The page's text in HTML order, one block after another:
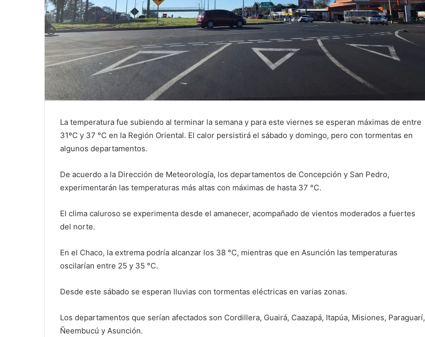
La temperatura fue subiendo al terminar la semana y para este viernes se esperan máximas de entre
31ºC y 37 °C en la Región Oriental. El calor persistirá el sábado y domingo, pero con tormentas en
algunos departamentos.
De acuerdo a la Dirección de Meteorología, los departamentos de Concepción y San Pedro,
experimentarán las temperaturas más altas con máximas de hasta 37 °C.
El clima caluroso se experimenta desde el amanecer, acompañado de vientos moderados a fuertes
del norte.
En el Chaco, la extrema podría alcanzar los 38 °C, mientras que en Asunción las temperaturas
oscilarían entre 25 y 35 °C.
Desde este sábado se esperan lluvias con tormentas eléctricas en varias zonas.
Los departamentos que serían afectados son Cordillera, Guairá, Caazapá, Itapúa, Misiones, Paraguarí,
Ñeembucú y Asunción.